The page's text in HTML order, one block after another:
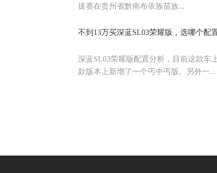
拔赛在贵州省黔南布依族苗族...
不到13万买深蓝SL03荣耀版，选哪个配
深蓝SL03荣耀版配置分析，目前这款车
款版本上新增了一个丐中丐版。另外一...